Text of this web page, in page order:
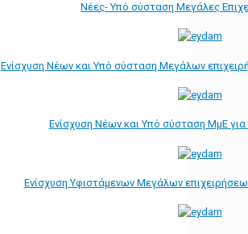
Νέες- Υπό σύσταση Μεγάλες
Ενίσχυση Νέων και Υπό σύσταση Μεγάλων
Ενίσχυση Νέων και Υπό σύσταση ΜμΕ
Ενίσχυση Υφιστάμενων Μεγάλων